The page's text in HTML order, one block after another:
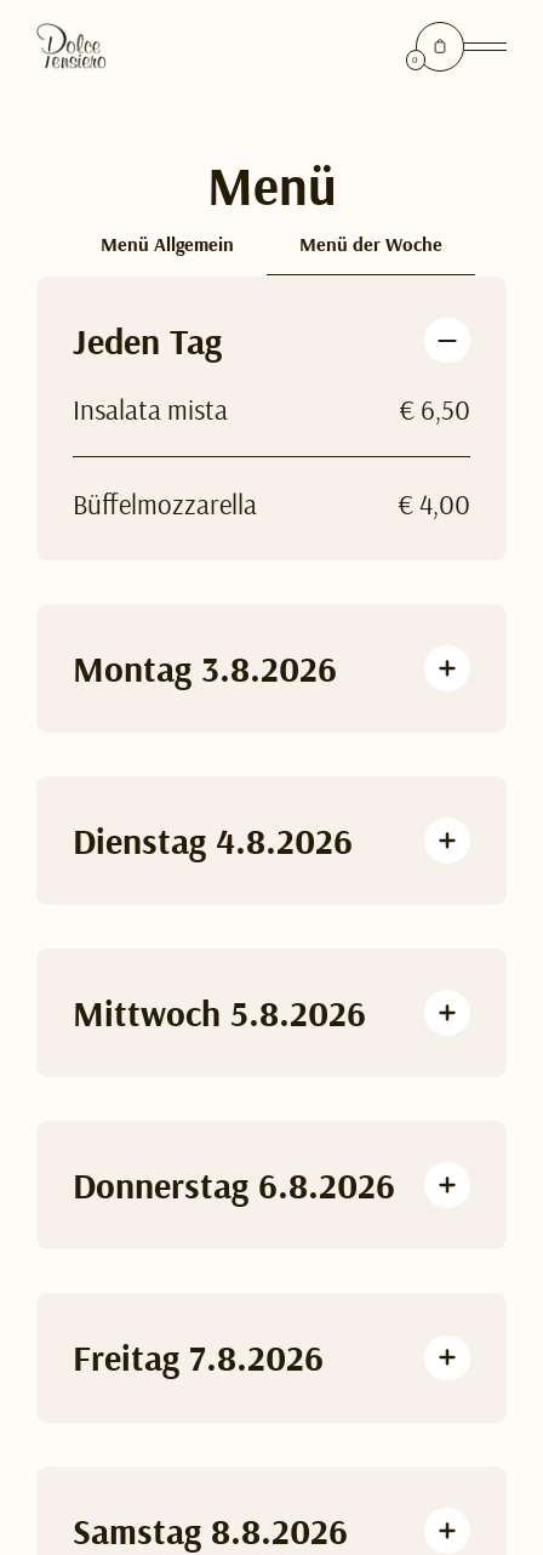
0
Menü
Menü Allgemein Menü der Woche
Jeden Tag
Insalata mista € 6,50
Büffelmozzarella € 4,00
Montag 3.8.2026
Dienstag 4.8.2026
Mittwoch 5.8.2026
Donnerstag 6.8.2026
Freitag 7.8.2026
Samstag 8.8.2026